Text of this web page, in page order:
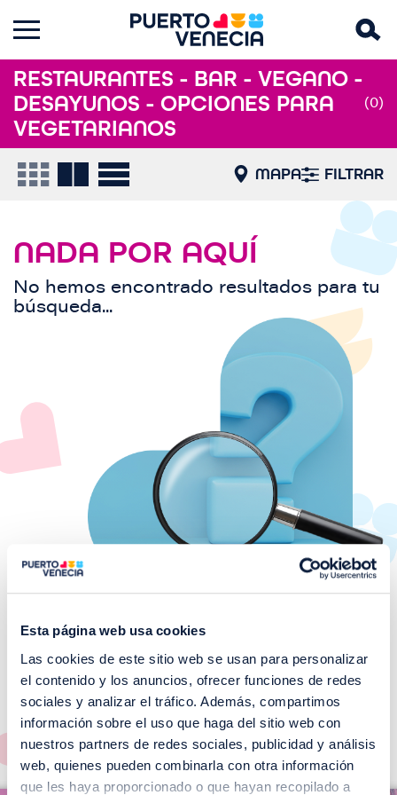
Esta página web usa cookies
Las cookies de este sitio web se usan para personalizar
el contenido y los anuncios, ofrecer funciones de redes
sociales y analizar el tráfico. Además, compartimos
información sobre el uso que haga del sitio web con
nuestros partners de redes sociales, publicidad y análisis
web, quienes pueden combinarla con otra información
que les haya proporcionado o que hayan recopilado a
RESTAURANTES - BAR - VEGANO -
DESAYUNOS - OPCIONES PARA
VEGETARIANOS
(0)
MAPA FILTRAR
NADA POR AQUÍ
No hemos encontrado resultados para tu
búsqueda...
¡No te pierdas nuestros
EVENTOS!
Ver todos >